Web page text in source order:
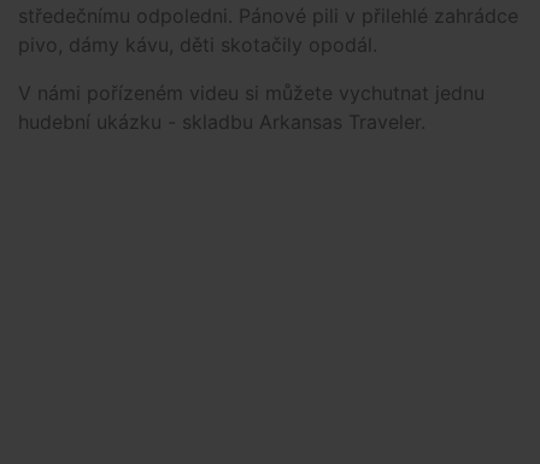
středečnímu odpoledni. Pánové pili v přilehlé zahrádce
pivo, dámy kávu, děti skotačily opodál.
V námi pořízeném videu si můžete vychutnat jednu
hudební ukázku - skladbu Arkansas Traveler.